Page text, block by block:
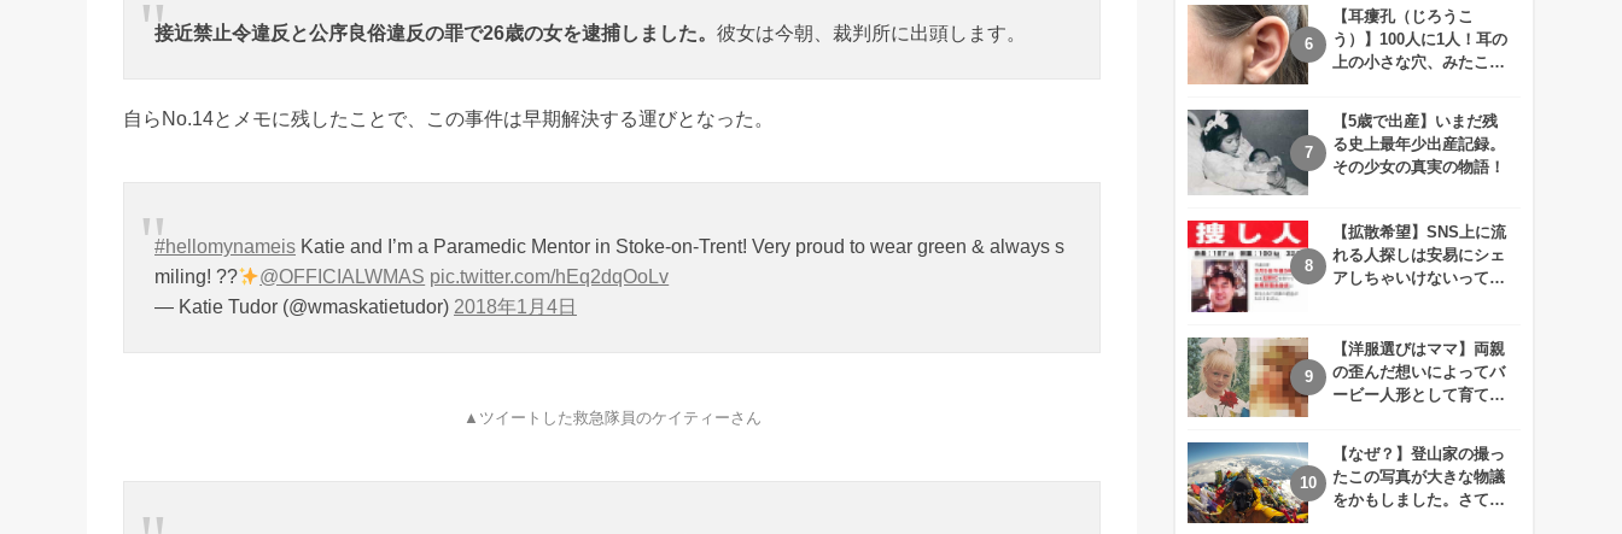
接近禁止令違反と公序良俗違反の罪で26歳の女を逮捕しました。 彼女は今朝、裁判所に出頭します。
自らNo.14とメモに残したことで、この事件は早期解決する運びとなった。
#hellomynameis Katie and I’m a Paramedic Mentor in Stoke-on-Trent! Very proud to wear green & always s
miling! ??
@OFFICIALWMAS pic.twitter.com/hEq2dqOoLv
— Katie Tudor (@wmaskatietudor) 2018年1月4日
▲ツイートした救急隊員のケイティーさん
【耳瘻孔（じろうこ
う）】100人に1人！耳の
上の小さな穴、みたこと
【5歳で出産】いまだ残
る史上最年少出産記録。
その少女の真実の物語！
【拡散希望】SNS上に流
れる人探しは安易にシェ
アしちゃいけないって知
【洋服選びはママ】両親
の歪んだ想いによってバ
ービー人形として育てら
【なぜ？】登山家の撮っ
たこの写真が大きな物議
をかもしました。さて、